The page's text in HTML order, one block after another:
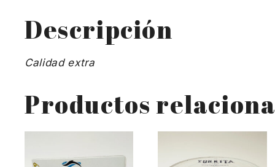
Descripción
Calidad extra
Productos